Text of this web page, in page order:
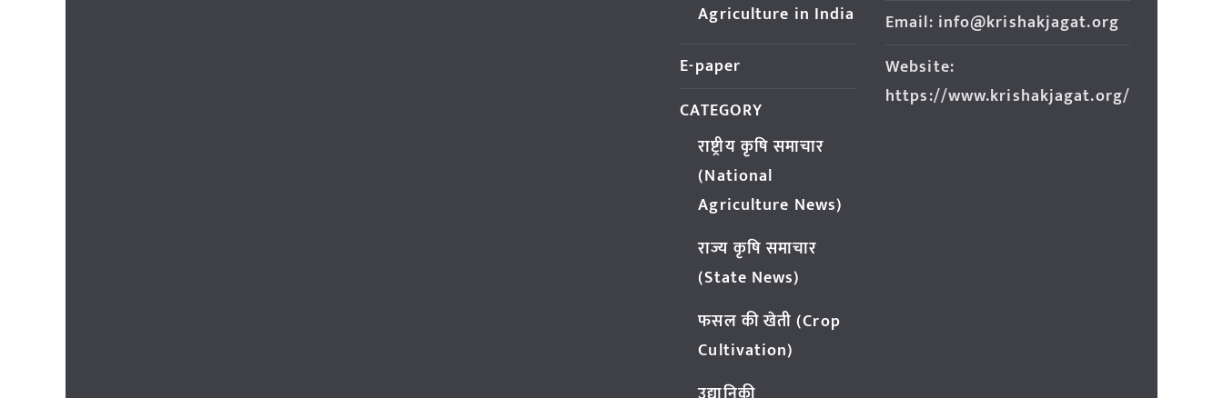
Agriculture in India
E-paper
CATEGORY
राष्ट्रीय कृषि समाचार
(National
Agriculture News)
राज्य कृषि समाचार
(State News)
फसल की खेती (Crop
Cultivation)
Email: info@krishakjagat.org
Website:
https://www.krishakjagat.org/